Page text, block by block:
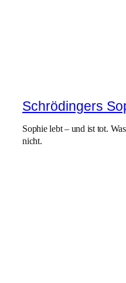
Schrödingers
Sophie lebt – und ist tot.
nicht.